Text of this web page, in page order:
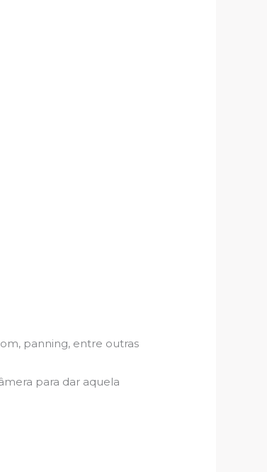
panning, entre outras
para dar aquela